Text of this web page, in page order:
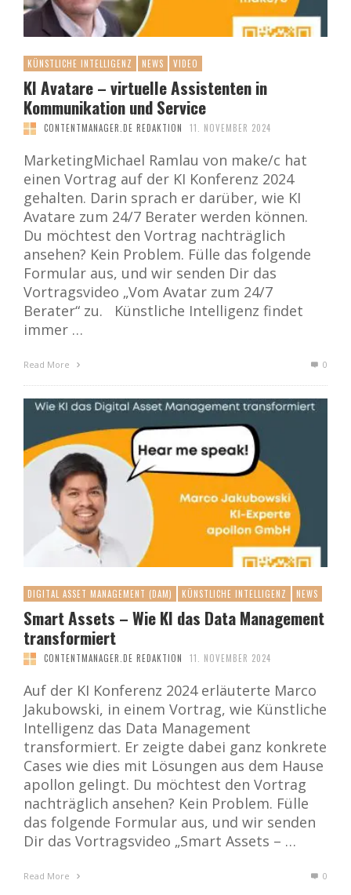
KÜNSTLICHE INTELLIGENZ NEWS VIDEO
KI Avatare – virtuelle Assistenten in
Kommunikation und Service
CONTENTMANAGER.DE REDAKTION 11. NOVEMBER 2024
MarketingMichael Ramlau von make/c hat
einen Vortrag auf der KI Konferenz 2024
gehalten. Darin sprach er darüber, wie KI
Avatare zum 24/7 Berater werden können.
Du möchtest den Vortrag nachträglich
ansehen? Kein Problem. Fülle das folgende
Formular aus, und wir senden Dir das
Vortragsvideo „Vom Avatar zum 24/7
Berater“ zu. Künstliche Intelligenz findet
immer …
Read More 0
DIGITAL ASSET MANAGEMENT (DAM) KÜNSTLICHE INTELLIGENZ NEWS
Smart Assets – Wie KI das Data Management
transformiert
CONTENTMANAGER.DE REDAKTION 11. NOVEMBER 2024
Auf der KI Konferenz 2024 erläuterte Marco
Jakubowski, in einem Vortrag, wie Künstliche
Intelligenz das Data Management
transformiert. Er zeigte dabei ganz konkrete
Cases wie dies mit Lösungen aus dem Hause
apollon gelingt. Du möchtest den Vortrag
nachträglich ansehen? Kein Problem. Fülle
das folgende Formular aus, und wir senden
Dir das Vortragsvideo „Smart Assets – …
Read More 0